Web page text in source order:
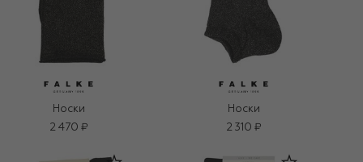
Носки
2 470 ₽
Носки
2 310 ₽